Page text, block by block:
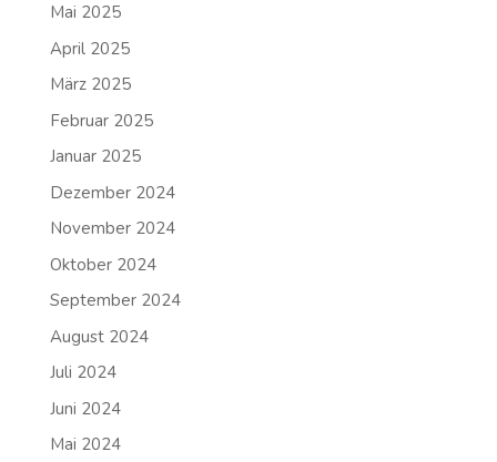
Mai 2025
April 2025
März 2025
Februar 2025
Januar 2025
Dezember 2024
November 2024
Oktober 2024
September 2024
August 2024
Juli 2024
Juni 2024
Mai 2024